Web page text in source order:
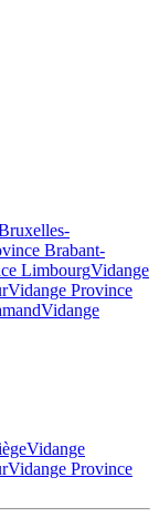
Brabant-
LimbourgVidange
Vidange Province
Vidange
Vidange
Vidange Province